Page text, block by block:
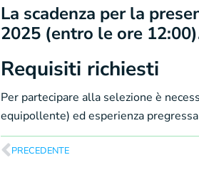
La scadenza per la
2025 (entro le ore
Requisiti richiesti
Per partecipare alla selezione è
equipollente) ed esperienza
PRECEDENTE